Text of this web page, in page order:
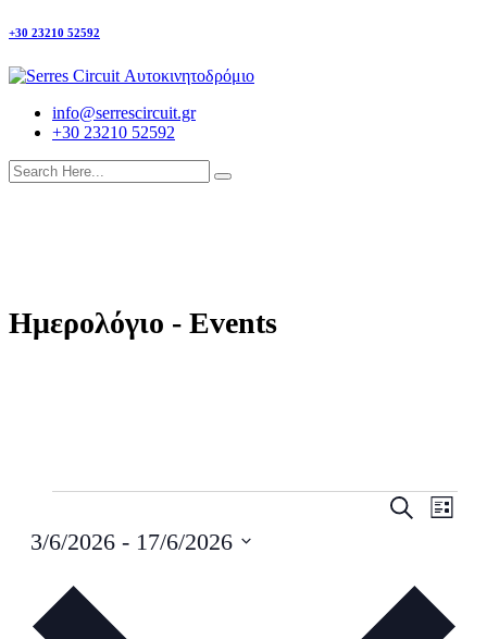
+30 23210 52592
info@serrescircuit.gr
+30 23210 52592
Ημερολόγιο - Events
Events
Views
Search
Λίστα
3/6/2026 - 17/6/2026